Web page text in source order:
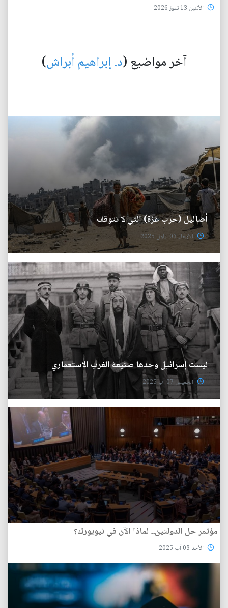
الأثنين 13 تموز 2026
آخر مواضيع (د. إبراهيم أبراش)
أضاليل (حرب غزة) التي لا تتوقف
الأربعاء 03 ايلول 2025
ليست إسرائيل وحدها صنيعة الغرب الاستعماري
الخميس 07 آب 2025
مؤتمر حل الدولتين.. لماذا الآن في نيويورك؟
الأحد 03 آب 2025